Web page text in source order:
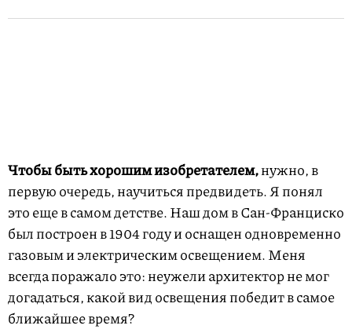
Чтобы быть хорошимизобретателем,нужно, в
первую очередь, научиться предвидеть. Я понял
это еще в самом детстве. Наш дом в Сан-Франциско
был построен в 1904 году и оснащен одновременно
газовым и электрическим освещением. Меня
всегда поражало это: неужели архитектор не мог
догадаться, какой вид освещения победит в самое
ближайшее время?